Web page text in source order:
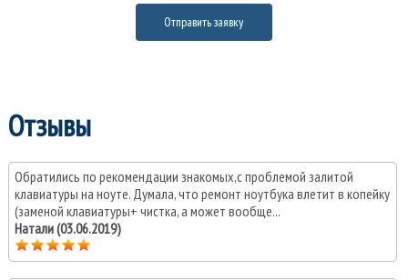
Отзывы
Обратились по рекомендации знакомых,с проблемой залитой
клавиатуры на ноуте. Думала, что ремонт ноутбука влетит в копейку
(заменой клавиатуры+ чистка, а может вообще...
Натали (03.06.2019)